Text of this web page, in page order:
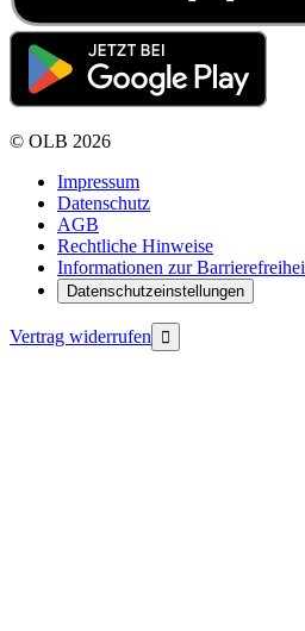
© OLB 2026
Impressum
Datenschutz
AGB
Rechtliche Hinweise
Informationen zur
Datenschutzeinstellungen
Vertrag widerrufen 